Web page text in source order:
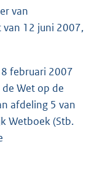
van
van 12 juni 2007,
februari 2007
Wet op de
afdeling 5 van
Wetboek (Stb.